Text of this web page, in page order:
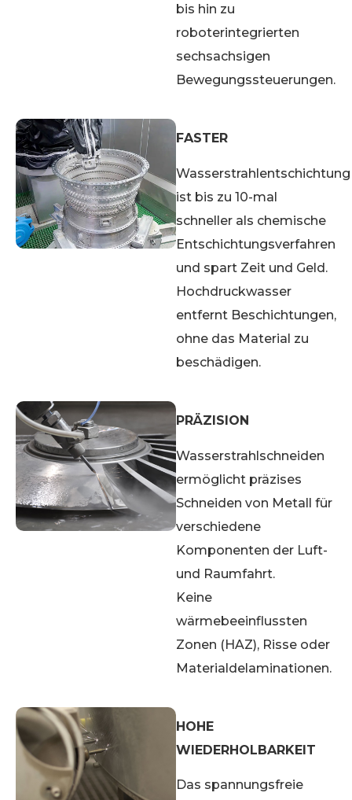
bis hin zu
roboterintegrierten
sechsachsigen
Bewegungssteuerungen.
FASTER
Wasserstrahlentschichtung
ist bis zu 10-mal
schneller als chemische
Entschichtungsverfahren
und spart Zeit und Geld.
Hochdruckwasser
entfernt Beschichtungen,
ohne das Material zu
beschädigen.
PRÄZISION
Wasserstrahlschneiden
ermöglicht präzises
Schneiden von Metall für
verschiedene
Komponenten der Luft-
und Raumfahrt.
Keine
wärmebeeinflussten
Zonen (HAZ), Risse oder
Materialdelaminationen.
HOHE
WIEDERHOLBARKEIT
Das spannungsfreie